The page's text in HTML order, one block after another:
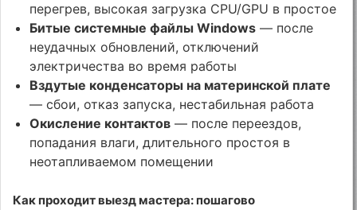
перегрев, высокая загрузка CPU/GPU в простое
Битые системные файлы Windows — после
неудачных обновлений, отключений
электричества во время работы
Вздутые конденсаторы на материнской плате
— сбои, отказ запуска, нестабильная работа
Окисление контактов — после переездов,
попадания влаги, длительного простоя в
неотапливаемом помещении
Как проходит выезд мастера: пошагово